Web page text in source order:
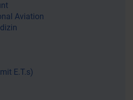
Aviation
E.T.s)